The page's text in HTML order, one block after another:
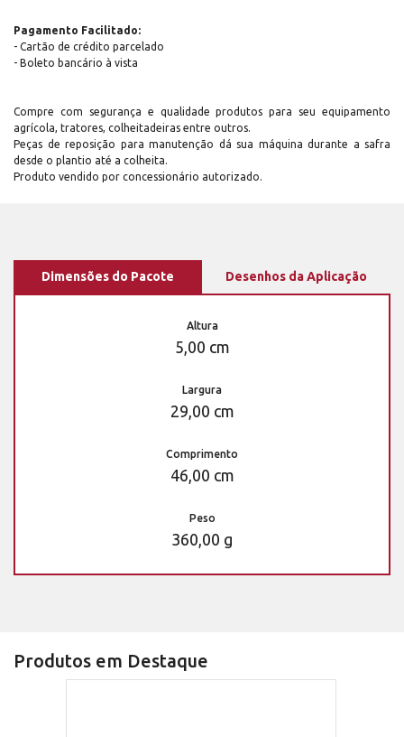
Pagamento Facilitado:
- Cartão de crédito parcelado
- Boleto bancário à vista
Compre com segurança e qualidade produtos para seu equipamento
agrícola, tratores, colheitadeiras entre outros.
Peças de reposição para manutenção dá sua máquina durante a safra
desde o plantio até a colheita.
Produto vendido por concessionário autorizado.
Dimensões do Pacote Desenhos da Aplicação
Altura
5,00 cm
Largura
29,00 cm
Comprimento
46,00 cm
Peso
360,00 g
Produtos em Destaque